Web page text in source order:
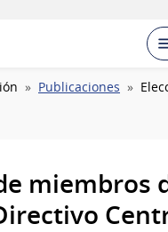
Publicaciones
miembros